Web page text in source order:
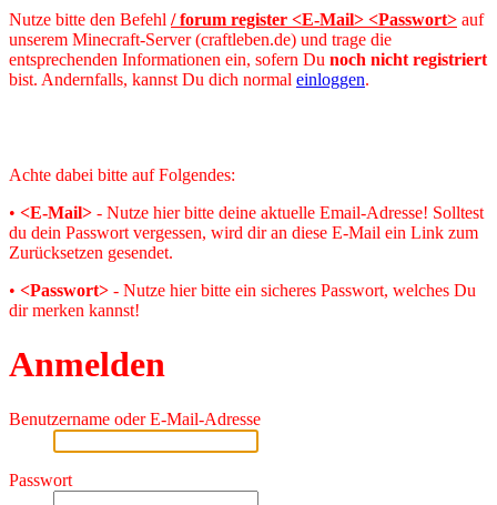
Nutze bitte den Befehl / forum register <E-Mail> <Passwort> auf
unserem Minecraft-Server (craftleben.de) und trage die
entsprechenden Informationen ein, sofern Du noch nicht registriert
bist. Andernfalls, kannst Du dich normal einloggen.
Achte dabei bitte auf Folgendes:
• <E-Mail> - Nutze hier bitte deine aktuelle Email-Adresse! Solltest
du dein Passwort vergessen, wird dir an diese E-Mail ein Link zum
Zurücksetzen gesendet.
• <Passwort> - Nutze hier bitte ein sicheres Passwort, welches Du
dir merken kannst!
Anmelden
Benutzername oder E-Mail-Adresse
Passwort